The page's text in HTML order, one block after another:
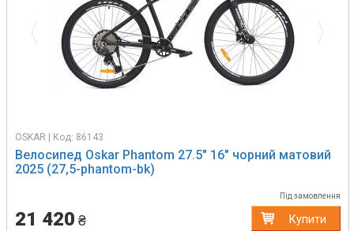
OSKAR | Код: 86143
Велосипед Oskar Phantom 27.5" 16" чорний матовий
2025 (27,5-phantom-bk)
Під замовлення
21 420 ₴ Купити